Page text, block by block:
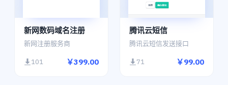
新网数码域名注册
新网注册服务商
101 ￥399.00
腾讯云短信
腾讯云短信发送接口
71 ￥99.00